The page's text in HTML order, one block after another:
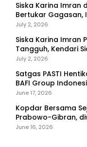
Siska Karina Imran
Bertukar Gagasan,
Fokus Diskusi
July 2, 2026
Siska Karina Imran
Tangguh, Kendari
dan Bencana
July 2, 2026
Satgas PASTI
BAFI Group
June 17, 2026
Kopdar Bersama
Prabowo-Gibran,
June 16, 2026